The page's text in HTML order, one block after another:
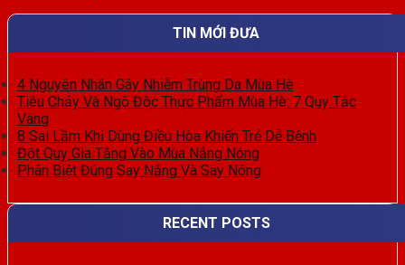
TIN MỚI ĐƯA
4 Nguyên Nhân Gây Nhiễm Trùng Da Mùa Hè
Tiêu Chảy Và Ngộ Độc Thực Phẩm Mùa Hè: 7 Quy Tắc
Vàng
8 Sai Lầm Khi Dùng Điều Hòa Khiến Trẻ Dễ Bệnh
Đột Quỵ Gia Tăng Vào Mùa Nắng Nóng
Phân Biệt Đúng Say Nắng Và Say Nóng
RECENT POSTS